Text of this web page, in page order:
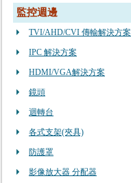
監控週邊
TVI/AHD/CVI 傳輸解決方案
IPC 解決方案
HDMI/VGA解決方案
鏡頭
迴轉台
各式支架(夾具)
防護罩
影像放大器 分配器